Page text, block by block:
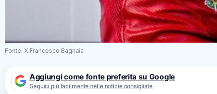
Fonte: X Francesco Bagnaia
Aggiungi come fonte preferita su Google
Seguici più facilmente nelle notizie consigliate